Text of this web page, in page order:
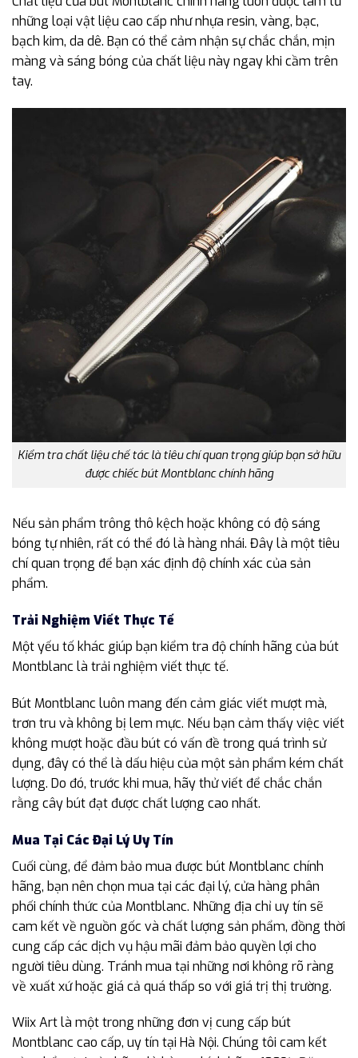
những loại vật liệu cao cấp như nhựa resin, vàng, bạc,
bạch kim, da dê. Bạn có thể cảm nhận sự chắc chắn, mịn
màng và sáng bóng của chất liệu này ngay khi cầm trên
tay.
Kiểm tra chất liệu chế tác là tiêu chí quan trọng giúp bạn sở hữu
được chiếc bút Montblanc chính hãng
Nếu sản phẩm trông thô kệch hoặc không có độ sáng
bóng tự nhiên, rất có thể đó là hàng nhái. Đây là một tiêu
chí quan trọng để bạn xác định độ chính xác của sản
phẩm.
Trải Nghiệm Viết Thực Tế
Một yếu tố khác giúp bạn kiểm tra độ chính hãng của bút
Montblanc là trải nghiệm viết thực tế.
Bút Montblanc luôn mang đến cảm giác viết mượt mà,
trơn tru và không bị lem mực. Nếu bạn cảm thấy việc viết
không mượt hoặc đầu bút có vấn đề trong quá trình sử
dụng, đây có thể là dấu hiệu của một sản phẩm kém chất
lượng. Do đó, trước khi mua, hãy thử viết để chắc chắn
rằng cây bút đạt được chất lượng cao nhất.
Mua Tại Các Đại Lý Uy Tín
Cuối cùng, để đảm bảo mua được bút Montblanc chính
hãng, bạn nên chọn mua tại các đại lý, cửa hàng phân
phối chính thức của Montblanc. Những địa chỉ uy tín sẽ
cam kết về nguồn gốc và chất lượng sản phẩm, đồng thời
cung cấp các dịch vụ hậu mãi đảm bảo quyền lợi cho
người tiêu dùng. Tránh mua tại những nơi không rõ ràng
về xuất xứ hoặc giá cả quá thấp so với giá trị thị trường.
Wiix Art là một trong những đơn vị cung cấp bút
Montblanc cao cấp, uy tín tại Hà Nội. Chúng tôi cam kết